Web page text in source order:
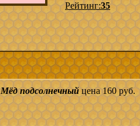
Рейтинг:35
Мёд подсолнечныйцена 160 руб.